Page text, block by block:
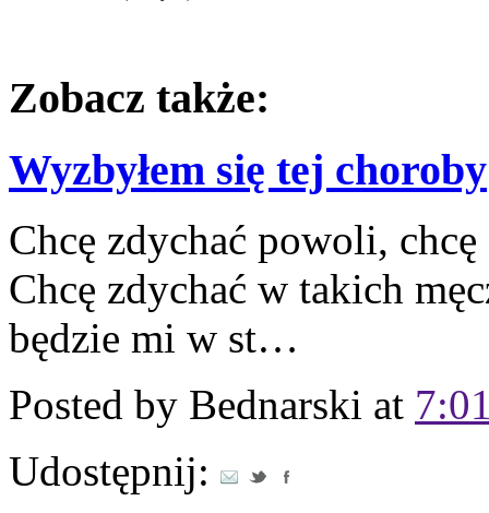
Zobacz także:
Wyzbyłem się tej choroby
Chcę zdychać powoli,
Chcę zdychać w takich
będzie mi w st…
Posted by Bednarski at
Udostępnij: